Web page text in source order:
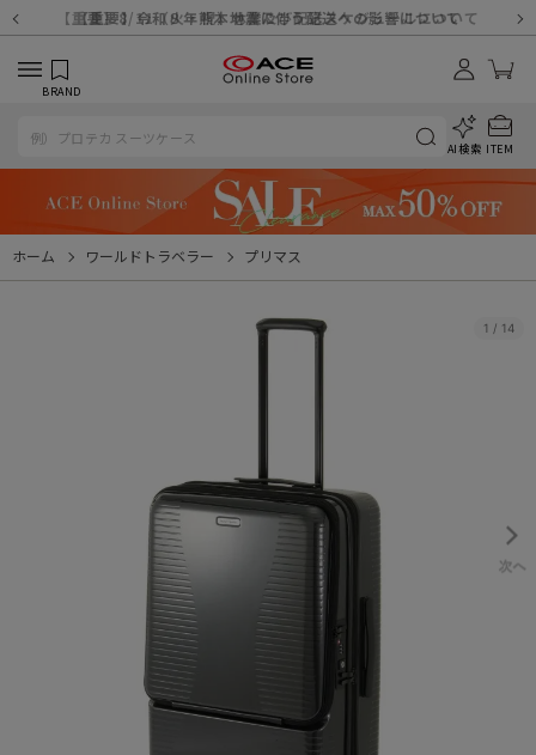
【重要】システムエラーによる出荷遅延につきまして
【重要】8/11（火・祝）休業及び配送スケジュールについて
【重要】令和８年熊本地震に伴う配送への影響について
【重要】納品書・領収書ペーパーレス化（電子化）のお知らせ
【重要】天候不良や交通状況・物量増等に伴う配送への影響について
【重要】悪質な詐欺サイトにご注意ください
【重要】各種メールが届かない場合に関しまして
【重要】お問い合わせのご対応に関しまして
【重要】SNSのなりすまし詐欺にご注意ください
BRAND
AI検索 ITEM
ホーム ワールドトラベラー プリマス
1 / 14